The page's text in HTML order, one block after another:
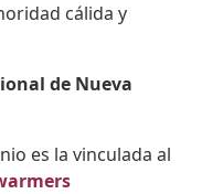
cálida y
de Nueva
es la vinculada al